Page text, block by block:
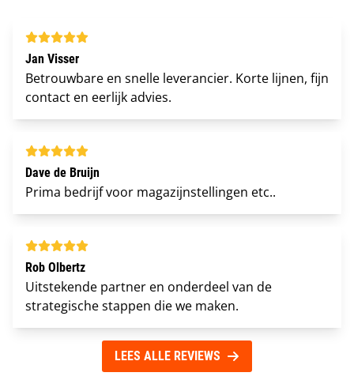
Jan Visser
Betrouwbare en snelle leverancier. Korte lijnen, fijn
contact en eerlijk advies.
Dave de Bruijn
Prima bedrijf voor magazijnstellingen etc..
Rob Olbertz
Uitstekende partner en onderdeel van de
strategische stappen die we maken.
LEES ALLE REVIEWS